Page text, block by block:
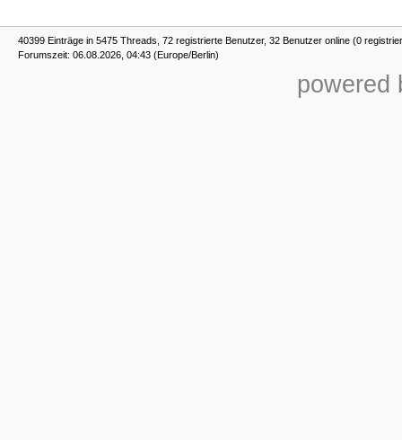
40399 Einträge in 5475 Threads, 72 registrierte Benutzer, 32 Benutzer online (0
Forumszeit: 06.08.2026, 04:43 (Europe/Berlin)
powered